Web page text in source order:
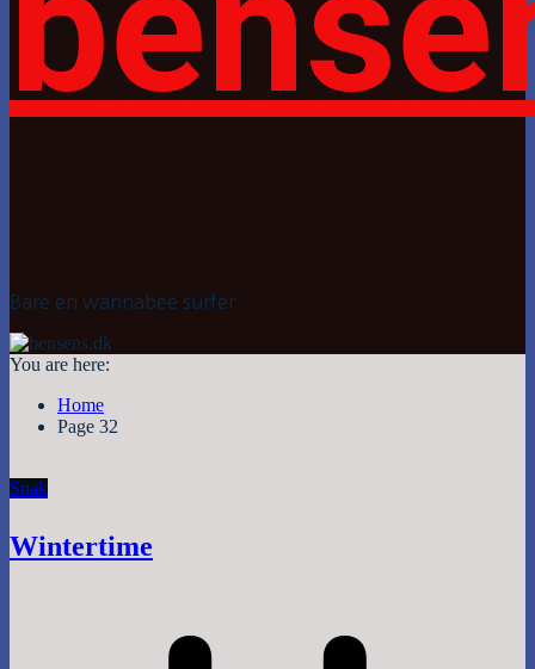
Bare en wannabee surfer
You are here:
Home
Page 32
Snak
Wintertime